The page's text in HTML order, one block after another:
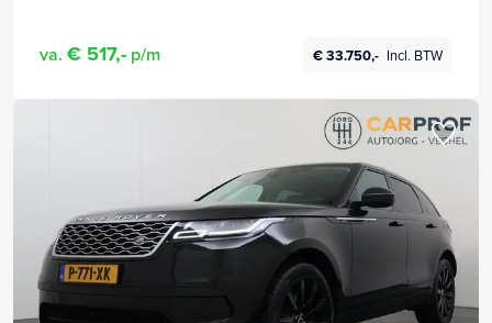
va. € 517,- p/m € 33.750,- Incl. BTW